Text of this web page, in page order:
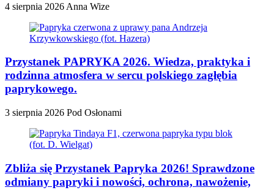
4 sierpnia 2026 Anna Wize
Przystanek PAPRYKA 2026. Wiedza, praktyka i
rodzinna atmosfera w sercu polskiego zagłębia
paprykowego.
3 sierpnia 2026 Pod Osłonami
Zbliża się Przystanek Papryka 2026! Sprawdzone
odmiany papryki i nowości, ochrona, nawożenie,